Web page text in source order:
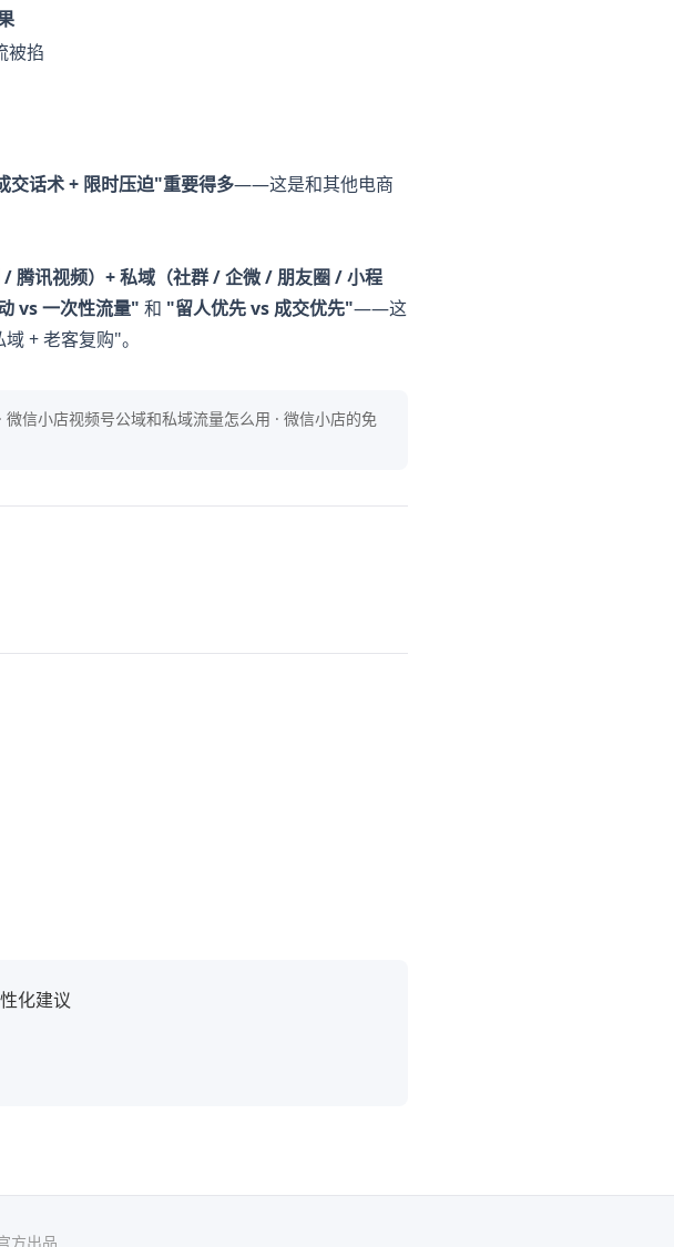
被掐
话术 + 限时压迫"重要得多——这是和其他电商
腾讯视频）+ 私域（社群 / 企微 / 朋友圈 / 小程
vs 一次性流量" 和 "留人优先 vs 成交优先"——这
+ 老客复购"。
信小店视频号公域和私域流量怎么用 · 微信小店的免
化建议
方出品